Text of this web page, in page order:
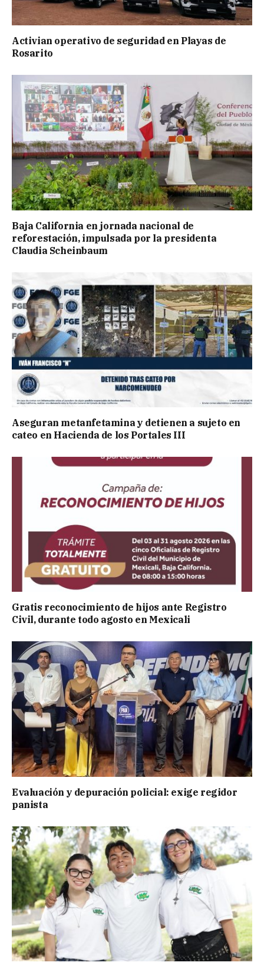
Activian operativo de seguridad en Playas de
Rosarito
Baja California en jornada nacional de
reforestación, impulsada por la presidenta
Claudia Scheinbaum
Aseguran metanfetamina y detienen a sujeto en
cateo en Hacienda de los Portales III
Gratis reconocimiento de hijos ante Registro
Civil, durante todo agosto en Mexicali
Evaluación y depuración policial: exige regidor
panista